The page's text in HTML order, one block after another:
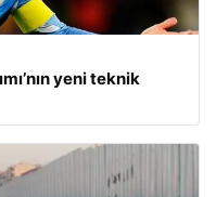
yeni teknik